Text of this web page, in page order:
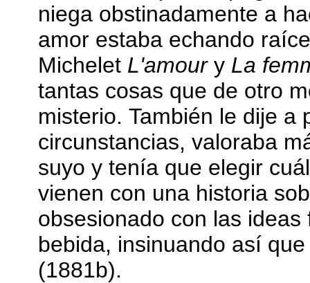
niega obstinadamente a
amor estaba echando
Michelet L'amoury La
tantas cosas que de otro
misterio. También le dije a
circunstancias, valoraba
suyo y tenía que elegir
vienen con una historia
obsesionado con las
bebida, insinuando así
(1881b).